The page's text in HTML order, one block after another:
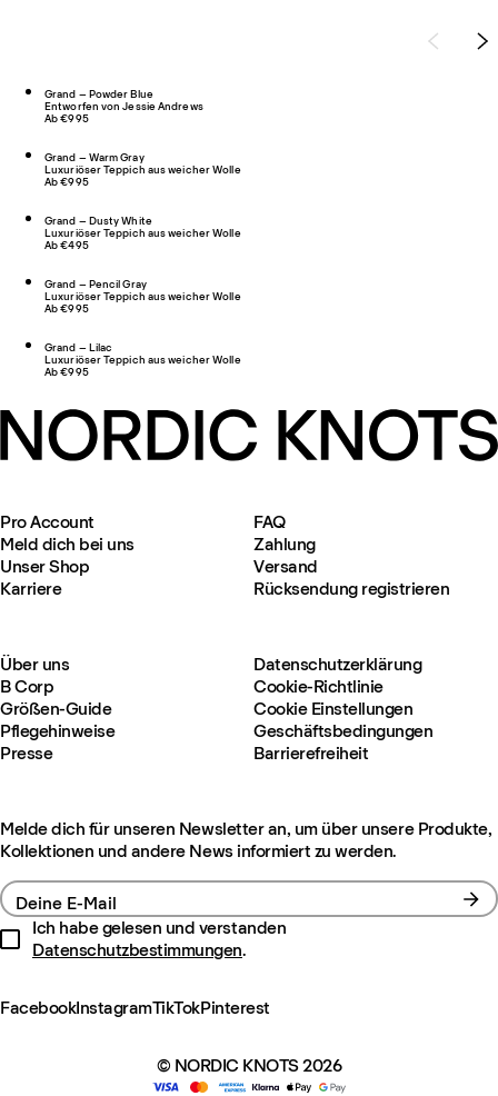
Grand – Powder Blue
Entworfen von Jessie Andrews
Ab €995
Grand – Warm Gray
Luxuriöser Teppich aus weicher Wolle
Ab €995
Grand – Dusty White
Luxuriöser Teppich aus weicher Wolle
Ab €495
Grand – Pencil Gray
Luxuriöser Teppich aus weicher Wolle
Ab €995
Grand – Lilac
Luxuriöser Teppich aus weicher Wolle
Ab €995
Pro Account
Meld dich bei uns
Unser Shop
Karriere
FAQ
Zahlung
Versand
Rücksendung registrieren
Über uns
B Corp
Größen-Guide
Pflegehinweise
Presse
Datenschutzerklärung
Cookie-Richtlinie
Cookie Einstellungen
Geschäftsbedingungen
Barrierefreiheit
Melde dich für unseren Newsletter an, um über unsere Produkte,
Kollektionen und andere News informiert zu werden.
Deine E-Mail
Ich habe gelesen und verstanden
Datenschutzbestimmungen.
FacebookInstagramTikTokPinterest
© NORDIC KNOTS 2026